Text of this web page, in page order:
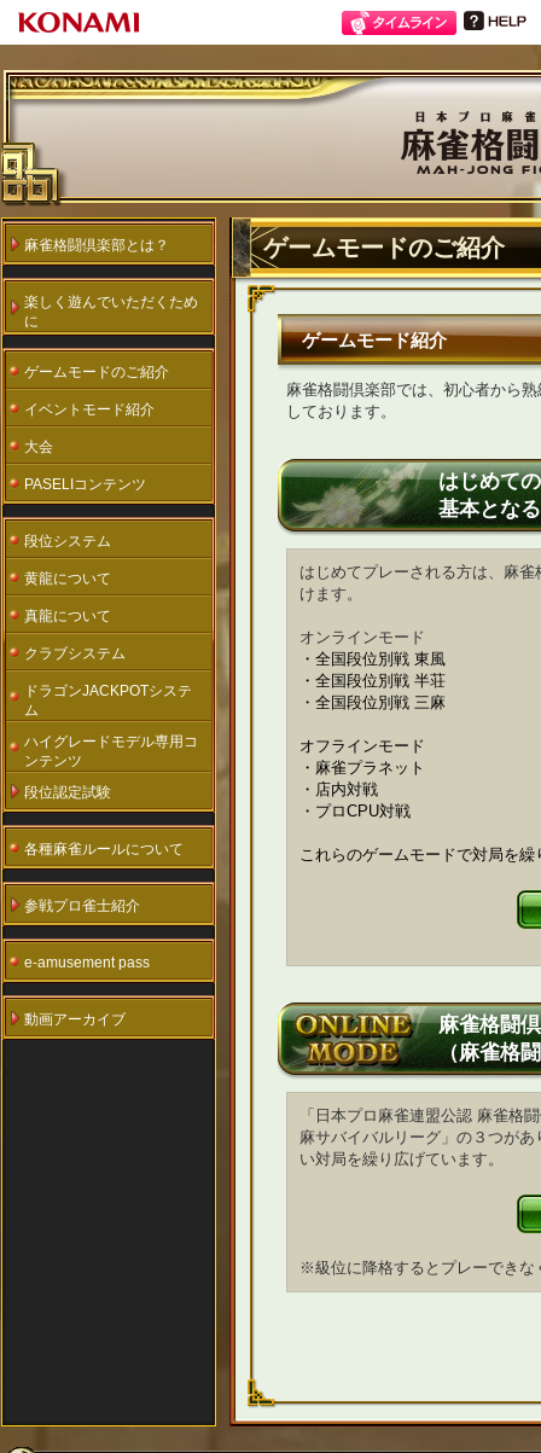
ゲームモードのご紹介
ゲームモード紹介
麻雀格闘倶楽部では、初心者から
しております。
はじめて
基本とな
はじめてプレーされる方は、麻
けます。
オンラインモード
・全国段位別戦 東風
・全国段位別戦 半荘
・全国段位別戦 三麻
オフラインモード
・麻雀プラネット
・店内対戦
・プロCPU対戦
これらのゲームモードで対局を
麻雀格闘
（麻雀格
「日本プロ麻雀連盟公認 麻雀格
麻サバイバルリーグ」の３つが
い対局を繰り広げています。
※級位に降格するとプレーできな
麻雀格闘倶楽部とは？
楽しく遊んでいただくため
に
ゲームモードのご紹介
イベントモード紹介
大会
PASELIコンテンツ
段位システム
黄龍について
真龍について
クラブシステム
ドラゴンJACKPOTシステ
ム
ハイグレードモデル専用コ
ンテンツ
段位認定試験
各種麻雀ルールについて
参戦プロ雀士紹介
e-amusement pass
動画アーカイブ